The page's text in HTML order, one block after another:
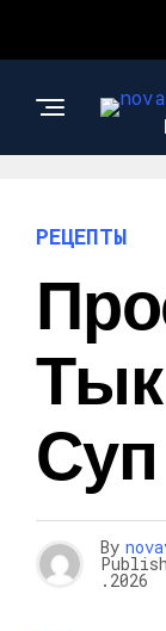
РЕЦЕПТЫ
Суп
By
.2026